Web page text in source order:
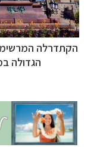
הקתדרלה
הגדולה
»
היעדים »